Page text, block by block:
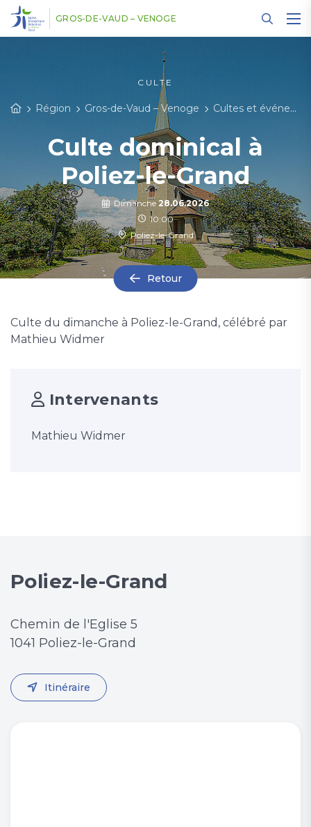
GROS-DE-VAUD – VENOGE
CULTE
Région Gros-de-Vaud – Venoge Cultes et événements
Culte dominical à
Poliez-le-Grand
Dimanche28.06.2026
10:00
Poliez-le-Grand
Retour
Culte du dimanche à Poliez-le-Grand, célébré par
Mathieu Widmer
Intervenants
Mathieu Widmer
Poliez-le-Grand
Chemin de l'Eglise 5
1041 Poliez-le-Grand
Itinéraire
Panneau de gestion des cookies